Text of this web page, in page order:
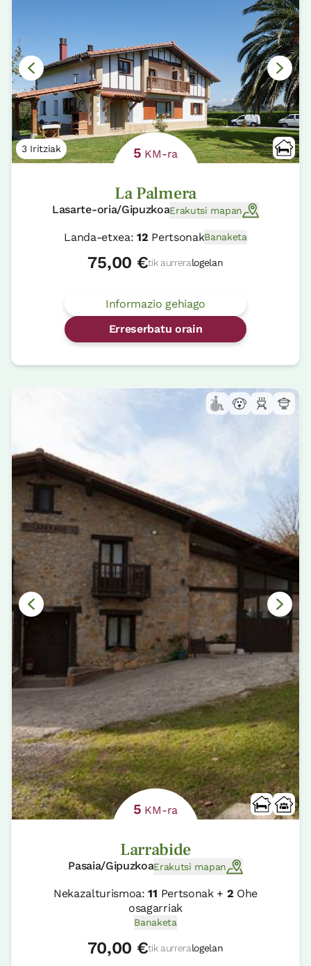
3 Iritziak 5 KM-ra
La Palmera
Lasarte-oria/GipuzkoaErakutsi mapan
Landa-etxea:12 PertsonakBanaketa
75,00 €tik aurreralogelan
Informazio gehiago
Erreserbatu orain
5 KM-ra
Larrabide
Pasaia/GipuzkoaErakutsi mapan
Nekazalturismoa:11 Pertsonak + 2 Ohe
osagarriak
Banaketa
70,00 €tik aurreralogelan